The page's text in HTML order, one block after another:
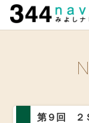
第９回 ２